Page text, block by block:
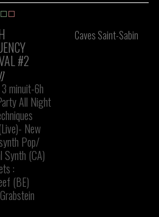
#2
minuit-6h
All Night
New
Pop/
Synth (CA)
:
(BE)
Caves Saint-Sabin